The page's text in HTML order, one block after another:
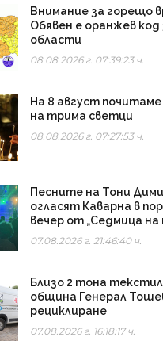
Внимание за горещо
Обявен е оранжев код
области
08.08.2026 г. 07:39:23 ч.
На 8 август
на трима светци
08.08.2026 г. 07:27:53 ч.
Песните на Тони
огласят Каварна в
вечер от „Седмица на
07.08.2026 г. 21:46:40 ч.
Близо 2 тона
община Генерал
рециклиране
07.08.2026 г. 16:18:17 ч.